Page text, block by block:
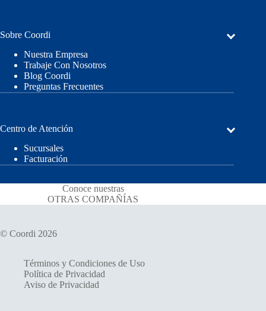
Sobre Coordi
Nuestra Empresa
Trabaje Con Nosotros
Blog Coordi
Preguntas Frecuentes
Centro de Atención
Sucursales
Facturación
Conoce nuestras
OTRAS COMPAÑÍAS
© Coordi 2026
Términos y Condiciones de Uso
Política de Privacidad
Aviso de Privacidad